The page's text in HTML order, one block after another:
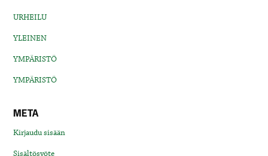
URHEILU
YLEINEN
YMPÄRISTÖ
YMPÄRISTÖ
META
Kirjaudu sisään
Sisältösyöte